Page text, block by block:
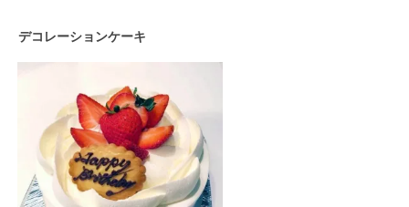
デコレーションケーキ